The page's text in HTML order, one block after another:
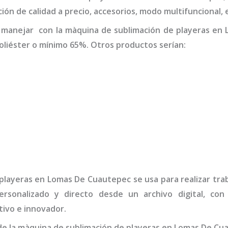
de calidad a precio, accesorios, modo
con la màquina de sublimación de playeras en
o mínimo 65%. Otros productos serían:
en Lomas De Cuautepec se usa para realizar
y directo desde un archivo digital,
e innovador.